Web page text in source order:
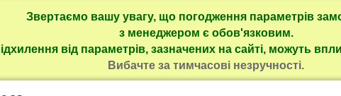
Звертаємо вашу увагу, що погодження параметрів
з менеджером є обов'язковим.
від параметрів, зазначених на сайті, можуть
Вибачте за тимчасові незручності.